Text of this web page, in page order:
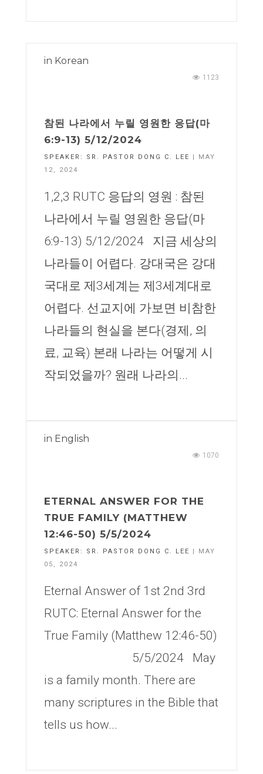
in Korean
1123
참된 나라에서 누릴 영원한 응답(마
6:9-13) 5/12/2024
SPEAKER: SR. PASTOR DONG C. LEE
| MAY
12, 2024
1,2,3 RUTC 응답의 영원 : 참된
나라에서 누릴 영원한 응답(마
6:9-13) 5/12/2024 지금 세상의
나라들이 어렵다. 강대국은 강대
국대로 제3세계는 제3세계대로
어렵다. 선교지에 가보면 비참한
나라들의 현실을 본다(경제, 의
료, 교육) 본래 나라는 어떻게 시
작되었을까? 원래 나라의...
in English
1070
ETERNAL ANSWER FOR THE
TRUE FAMILY (MATTHEW
12:46-50) 5/5/2024
SPEAKER: SR. PASTOR DONG C. LEE
| MAY
05, 2024
Eternal Answer of 1st 2nd 3rd
RUTC: Eternal Answer for the
True Family (Matthew 12:46-50)
5/5/2024 May
is a family month. There are
many scriptures in the Bible that
tells us how...